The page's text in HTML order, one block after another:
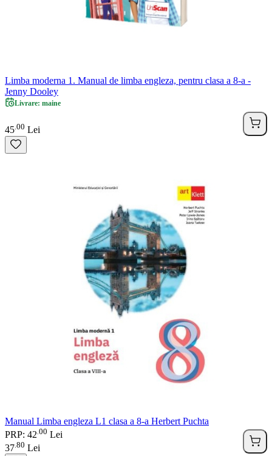
Limba moderna 1. Manual de limba engleza, pentru clasa a 8-a -
Jenny Dooley
Livrare: maine
45 00 Lei
Manual Limba engleza L1 clasa a 8-a Herbert Puchta
PRP: 42 00 Lei
37 80 Lei